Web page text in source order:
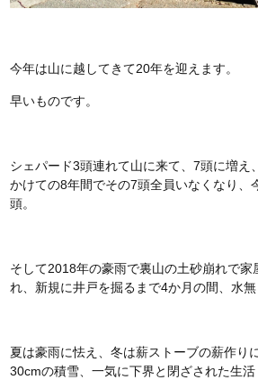
今年は山に越してきて20年を迎えます。
早いものです。
シェパード3頭連れて山に来て、7頭に増え
かけての8年間でその7頭全員いなくなり、
頭。
そして2018年の豪雨で裏山の土砂崩れで
れ、新規に井戸を掘るまで4か月の間、水無
夏は豪雨に怯え、冬は薪ストーブの薪作り
30cmの積雪、一気に下界と閉ざされた生活